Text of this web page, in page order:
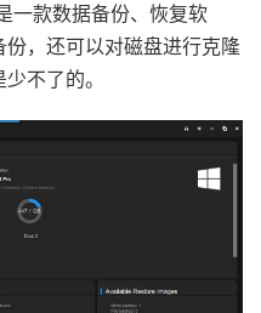
一款数据备份、恢复软
，还可以对磁盘进行克隆
不了的。